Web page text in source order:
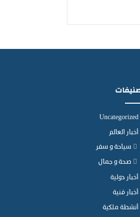
Uncategorized
أخبار العالم
سياحة و سفر
صحة و جمال
أخبار دولية
أخبار فنية
أنشطة ملكية